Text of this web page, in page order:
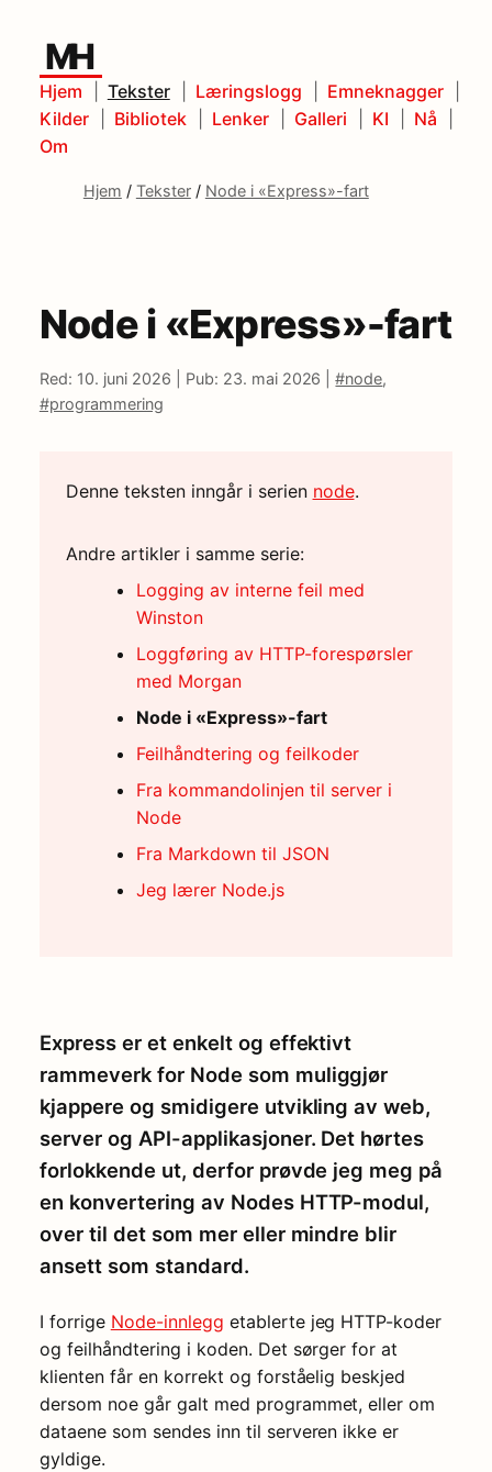
MH
Hjem Tekster Læringslogg
Emneknagger
Kilder
Bibliotek Lenker Galleri KI
Nå
Om
Hjem / Tekster/ Node i «Express»-fart
Node i «Express»-fart
Red: 10. juni 2026 | Pub: 23. mai 2026 |#node,
#programmering
Denne teksten inngår i serien node.
Andre artikler i samme serie:
Logging av interne feil med
Winston
Loggføring av HTTP-forespørsler
med Morgan
Node i «Express»-fart
Feilhåndtering og feilkoder
Fra kommandolinjen til server i
Node
Fra Markdown til JSON
Jeg lærer Node.js
Express er et enkelt og effektivt
rammeverk for Node som muliggjør
kjappere og smidigere utvikling av web,
server og API-applikasjoner. Det hørtes
forlokkende ut, derfor prøvde jeg meg på
en konvertering av Nodes HTTP-modul,
over til det som mer eller mindre blir
ansett som standard.
I forrige Node-innlegg etablerte jeg HTTP-koder
og feilhåndtering i koden. Det sørger for at
klienten får en korrekt og forståelig beskjed
dersom noe går galt med programmet, eller om
dataene som sendes inn til serveren ikke er
gyldige.